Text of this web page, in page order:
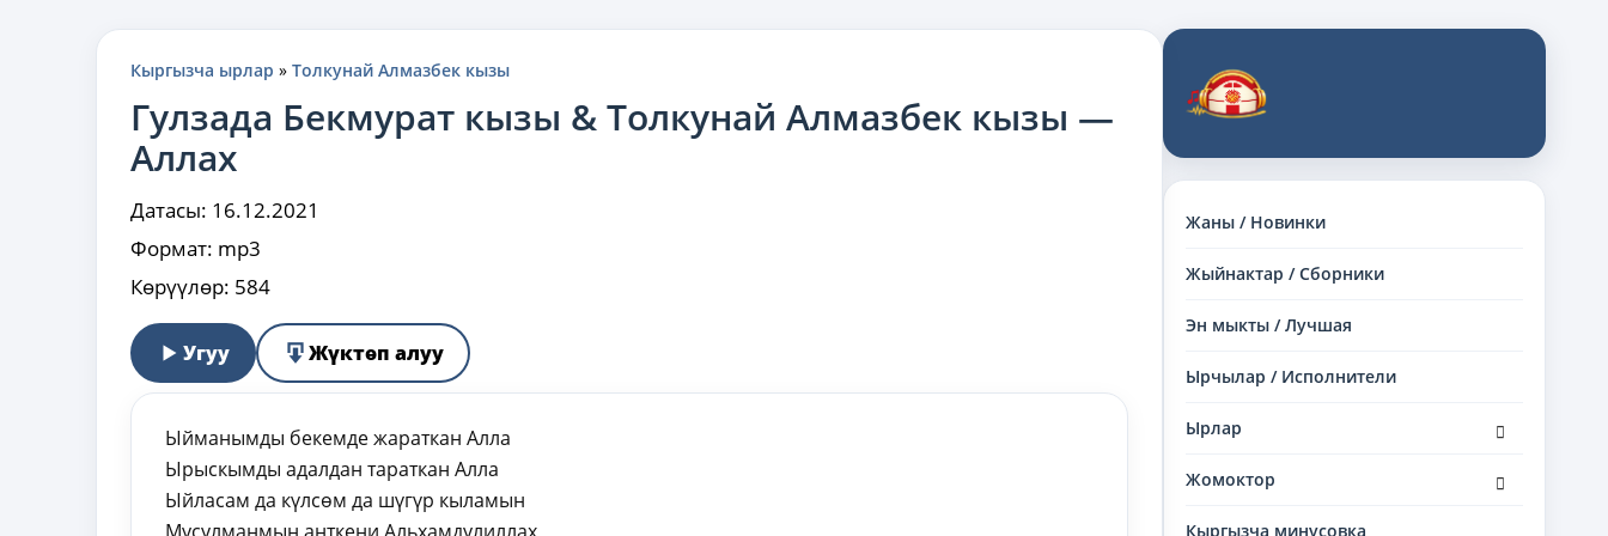
Жаны / Новинки
Жыйнактар / Сборники
Эн мыкты / Лучшая
Ырчылар / Исполнители
Ырлар
дочернее
Жомоктор
дочернее
Кыргызча минусовка
Кыргызча ырлар » Толкунай Алмазбек кызы
Гулзада Бекмурат кызы & Толкунай Алмазбек кызы —
Аллах
Датасы: 16.12.2021
Формат: mp3
Көрүүлөр: 584
Угуу Жүктөп алуу
Ыйманымды бекемде жараткан Алла
Ырыскымды адалдан тараткан Алла
Ыйласам да күлсөм да шүгүр кыламын